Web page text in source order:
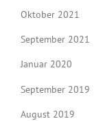
Oktober 2021
September 2021
Januar 2020
September 2019
August 2019